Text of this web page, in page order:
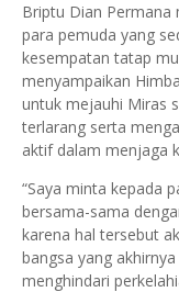
Briptu Dian Permana
para pemuda yang
kesempatan tatap
menyampaikan
untuk mejauhi Miras
terlarang serta
aktif dalam menjaga
“Saya minta kepada
bersama-sama
karena hal tersebut
bangsa yang
menghindari